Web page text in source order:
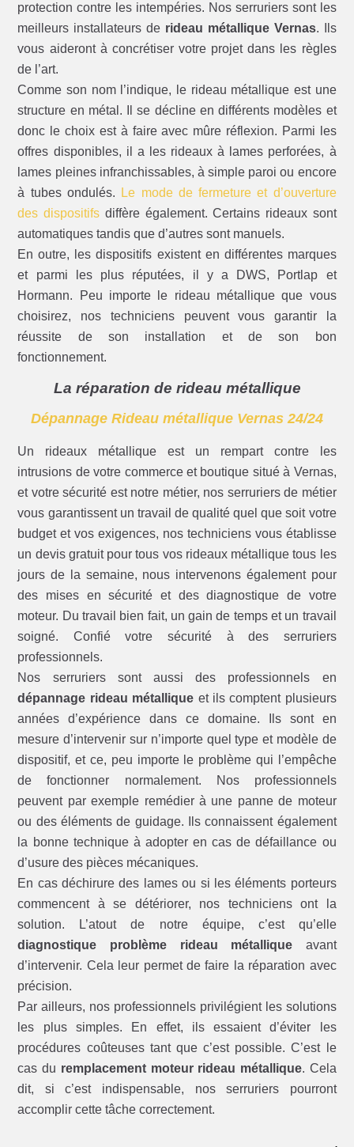
protection contre les intempéries. Nos serruriers sont les
meilleurs installateurs de rideau métallique Vernas. Ils
vous aideront à concrétiser votre projet dans les règles
de l’art.
Comme son nom l’indique, le rideau métallique est une
structure en métal. Il se décline en différents modèles et
donc le choix est à faire avec mûre réflexion. Parmi les
offres disponibles, il a les rideaux à lames perforées, à
lames pleines infranchissables, à simple paroi ou encore
à tubes ondulés.
Le mode de fermeture et d’ouverture
des dispositifs diffère également. Certains rideaux sont
automatiques tandis que d’autres sont manuels.
En outre, les dispositifs existent en différentes marques
et parmi les plus réputées, il y a DWS, Portlap et
Hormann. Peu importe le rideau métallique que vous
choisirez, nos techniciens peuvent vous garantir la
réussite de son installation et de son bon
fonctionnement.
La réparation de rideau métallique
Dépannage Rideau métallique Vernas 24/24
Un rideaux métallique est un rempart contre les
intrusions de votre commerce et boutique situé à Vernas,
et votre sécurité est notre métier, nos serruriers de métier
vous garantissent un travail de qualité quel que soit votre
budget et vos exigences, nos techniciens vous établisse
un devis gratuit pour tous vos rideaux métallique tous les
jours de la semaine, nous intervenons également pour
des mises en sécurité et des diagnostique de votre
moteur. Du travail bien fait, un gain de temps et un travail
soigné. Confié votre sécurité à des serruriers
professionnels.
Nos serruriers sont aussi des professionnels en
dépannage rideau métallique et ils comptent plusieurs
années d’expérience dans ce domaine. Ils sont en
mesure d’intervenir sur n’importe quel type et modèle de
dispositif, et ce, peu importe le problème qui l’empêche
de fonctionner normalement. Nos professionnels
peuvent par exemple remédier à une panne de moteur
ou des éléments de guidage. Ils connaissent également
la bonne technique à adopter en cas de défaillance ou
d’usure des pièces mécaniques.
En cas déchirure des lames ou si les éléments porteurs
commencent à se détériorer, nos techniciens ont la
solution. L’atout de notre équipe, c’est qu’elle
diagnostique problème rideau métallique avant
d’intervenir. Cela leur permet de faire la réparation avec
précision.
Par ailleurs, nos professionnels privilégient les solutions
les plus simples. En effet, ils essaient d’éviter les
procédures coûteuses tant que c’est possible. C’est le
cas du remplacement moteur rideau métallique. Cela
dit, si c’est indispensable, nos serruriers pourront
accomplir cette tâche correctement.